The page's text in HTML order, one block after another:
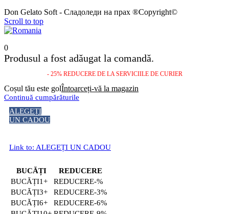
Don Gelato Soft - Сладоледи на прах ®Copyright©
Scroll to top
0
Produsul a fost adăugat la comandă.
- 25% REDUCERE DE LA SERVICIILE DE CURIER
Coșul tău este golÎntoarceți-vă la magazin
Continuă cumpărăturile
ALEGEȚI
UN CADOU
Link to: ALEGEȚI UN CADOU
BUCĂȚI
REDUCERE
1+
-%
3+
-3%
6+
-6%